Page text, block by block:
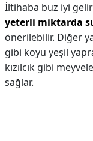
İltihaba buz iyi
yeterli miktarda
önerilebilir. Diğer
gibi koyu yeşil
kızılcık gibi
sağlar.